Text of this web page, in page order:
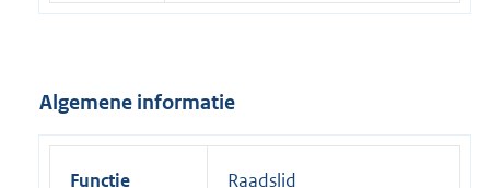
e
n
k
Algemene informatie
Functie Raadslid